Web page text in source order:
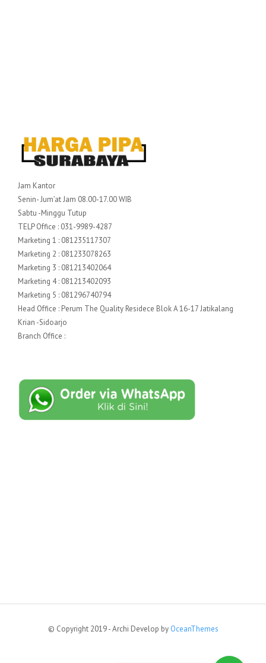
Jam Kantor
Senin- Jum’at Jam 08.00-17.00 WIB
Sabtu -Minggu Tutup
TELP Office : 031-9989-4287
Marketing 1 : 081235117307
Marketing 2 : 081233078263
Marketing 3 : 081213402064
Marketing 4 : 081213402093
Marketing 5 : 081296740794
Head Office : Perum The Quality Residece Blok A 16-17 Jatikalang
Krian -Sidoarjo
Branch Office :
© Copyright 2019 - Archi Develop by OceanThemes